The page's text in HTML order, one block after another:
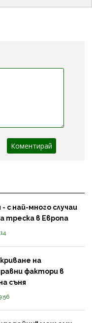
с най-много случаи
треска в Европа
на
фактори в
съня